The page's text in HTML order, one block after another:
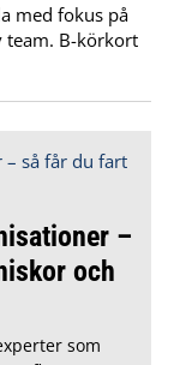
med fokus på
team. B-körkort
–
och
som